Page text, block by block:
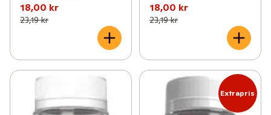
18,00 kr
23,19 kr
18,00 kr
23,19 kr
Extrapris